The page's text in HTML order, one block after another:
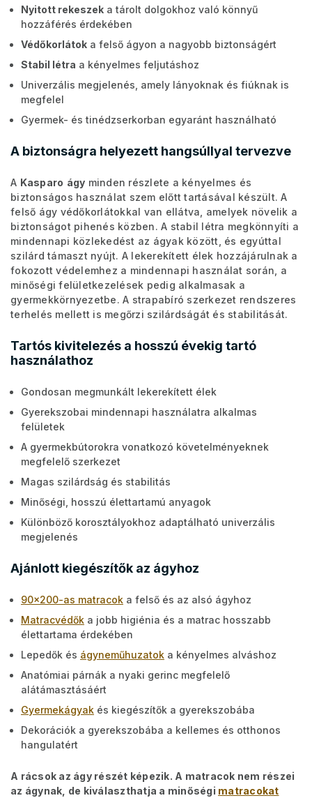
Nyitott rekeszek a tárolt dolgokhoz való könnyű
hozzáférés érdekében
Védőkorlátok a felső ágyon a nagyobb biztonságért
Stabil létra a kényelmes feljutáshoz
Univerzális megjelenés, amely lányoknak és fiúknak is
megfelel
Gyermek- és tinédzserkorban egyaránt használható
A biztonságra helyezett hangsúllyal tervezve
A Kasparo ágy minden részlete a kényelmes és
biztonságos használat szem előtt tartásával készült. A
felső ágy védőkorlátokkal van ellátva, amelyek növelik a
biztonságot pihenés közben. A stabil létra megkönnyíti a
mindennapi közlekedést az ágyak között, és egyúttal
szilárd támaszt nyújt. A lekerekített élek hozzájárulnak a
fokozott védelemhez a mindennapi használat során, a
minőségi felületkezelések pedig alkalmasak a
gyermekkörnyezetbe. A strapabíró szerkezet rendszeres
terhelés mellett is megőrzi szilárdságát és stabilitását.
Tartós kivitelezés a hosszú évekig tartó
használathoz
Gondosan megmunkált lekerekített élek
Gyerekszobai mindennapi használatra alkalmas
felületek
A gyermekbútorokra vonatkozó követelményeknek
megfelelő szerkezet
Magas szilárdság és stabilitás
Minőségi, hosszú élettartamú anyagok
Különböző korosztályokhoz adaptálható univerzális
megjelenés
Ajánlott kiegészítők az ágyhoz
90x200-as matracok a felső és az alsó ágyhoz
Matracvédők a jobb higiénia és a matrac hosszabb
élettartama érdekében
Lepedők és ágyneműhuzatok a kényelmes alváshoz
Anatómiai párnák a nyaki gerinc megfelelő
alátámasztásáért
Gyermekágyak és kiegészítők a gyerekszobába
Dekorációk a gyerekszobába a kellemes és otthonos
hangulatért
A rácsok az ágy részét képezik. A matracok nem részei
az ágynak, de kiválaszthatja a minőségi matracokat